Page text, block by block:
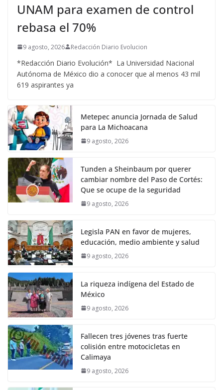
UNAM para examen de control
rebasa el 70%
9 agosto, 2026 Redacción Diario Evolucion
*Redacción Diario Evolución* La Universidad Nacional
Autónoma de México dio a conocer que al menos 43 mil
619 aspirantes ya
Metepec anuncia Jornada de Salud
para La Michoacana
9 agosto, 2026
Tunden a Sheinbaum por querer
cambiar nombre del Paso de Cortés:
Que se ocupe de la seguridad
9 agosto, 2026
Legisla PAN en favor de mujeres,
educación, medio ambiente y salud
9 agosto, 2026
La riqueza indígena del Estado de
México
9 agosto, 2026
Fallecen tres jóvenes tras fuerte
colisión entre motocicletas en
Calimaya
9 agosto, 2026